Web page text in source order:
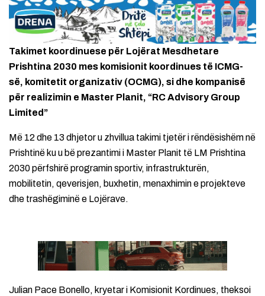
Takimet koordinuese për Lojërat Mesdhetare
Prishtina 2030 mes komisionit koordinues të ICMG-
së, komitetit organizativ (OCMG), si dhe kompanisë
për realizimin e Master Planit, “RC Advisory Group
Limited”
Më 12 dhe 13 dhjetor u zhvillua takimi tjetër i rëndësishëm në
Prishtinë ku u bë prezantimi i Master Planit të LM Prishtina
2030 përfshirë programin sportiv, infrastrukturën,
mobilitetin, qeverisjen, buxhetin, menaxhimin e projekteve
dhe trashëgiminë e Lojërave.
Julian Pace Bonello, kryetar i Komisionit Kordinues, theksoi